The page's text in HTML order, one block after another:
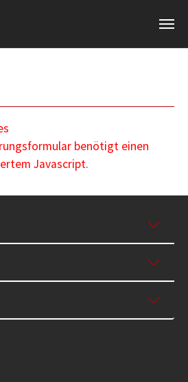
benötigt einen
Javascript.